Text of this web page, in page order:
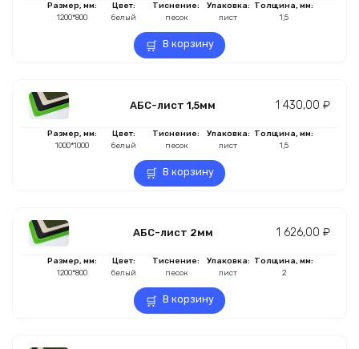
Размер, мм:
1200*800
Цвет:
белый
Тиснение:
песок
Упаковка:
лист
Толщина, мм:
1,5
В корзину
АБС-лист 1,5мм 1 430,00 ₽
Размер, мм:
1000*1000
Цвет:
белый
Тиснение:
песок
Упаковка:
лист
Толщина, мм:
1,5
В корзину
АБС-лист 2мм 1 626,00 ₽
Размер, мм:
1200*800
Цвет:
белый
Тиснение:
песок
Упаковка:
лист
Толщина, мм:
2
В корзину